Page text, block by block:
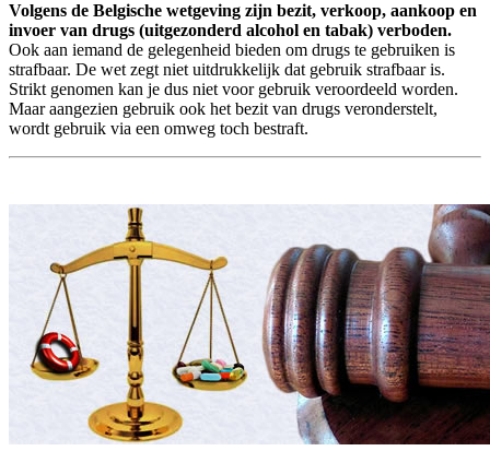
Volgens de Belgische wetgeving zijn bezit, verkoop, aankoop en
invoer van drugs (uitgezonderd alcohol en tabak) verboden.
Ook aan iemand de gelegenheid bieden om drugs te gebruiken is
strafbaar. De wet zegt niet uitdrukkelijk dat gebruik strafbaar is.
Strikt genomen kan je dus niet voor gebruik veroordeeld worden.
Maar aangezien gebruik ook het bezit van drugs veronderstelt,
wordt gebruik via een omweg toch bestraft.